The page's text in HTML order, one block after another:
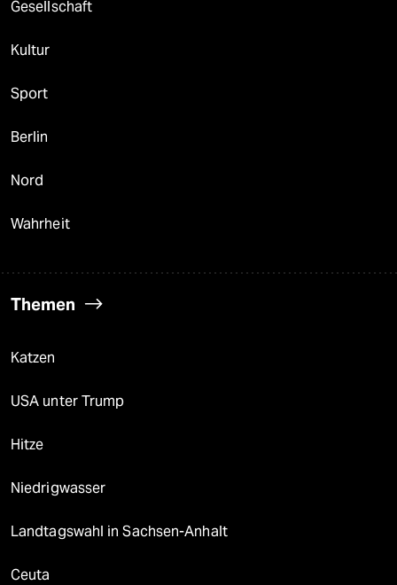
Gesellschaft
Kultur
Sport
Berlin
Nord
Wahrheit
Themen
Katzen
USA unter Trump
Hitze
Niedrigwasser
Landtagswahl in Sachsen-Anhalt
Ceuta